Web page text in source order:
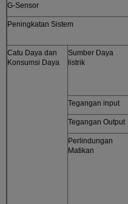
G-Sensor
Peningkatan Sistem
Catu Daya dan
Konsumsi Daya
Sumber Daya
listrik
Tegangan input
Tegangan Output
Perlindungan
Matikan